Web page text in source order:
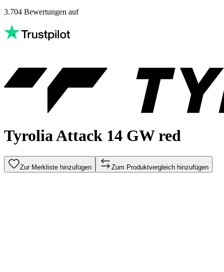
3.704 Bewertungen auf
Tyrolia Attack 14 GW red
Zur Merkliste hinzufügen Zum Produktvergleich hinzufügen